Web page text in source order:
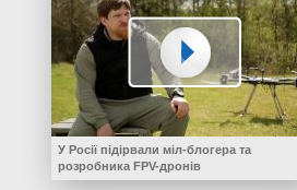
У Росії підірвали міл-блогера та
розробника FPV-дронів